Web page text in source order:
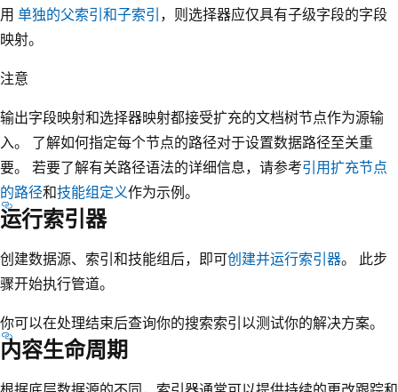
用 单独的父索引和子索引，则选择器应仅具有子级字段的字段
映射。
注意
输出字段映射和选择器映射都接受扩充的文档树节点作为源输
入。 了解如何指定每个节点的路径对于设置数据路径至关重
要。 若要了解有关路径语法的详细信息，请参考引用扩充节点
的路径和技能组定义作为示例。
运行索引器
创建数据源、索引和技能组后，即可创建并运行索引器。 此步
骤开始执行管道。
你可以在处理结束后查询你的搜索索引以测试你的解决方案。
内容生命周期